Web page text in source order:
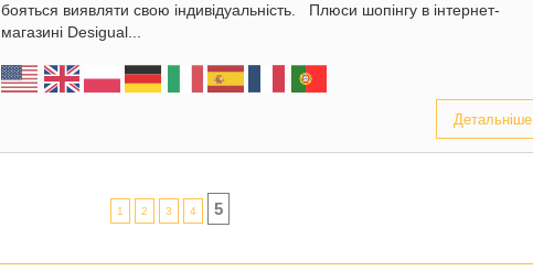
бояться виявляти свою індивідуальність. Плюси шопінгу в інтернет-
магазині Desigual...
Детальніше
1 2 3 4 5